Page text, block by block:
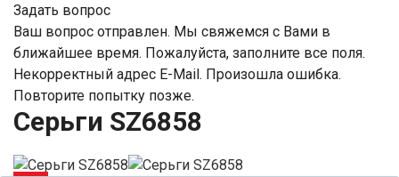
Задать вопрос
Ваш вопрос отправлен. Мы свяжемся с Вами в
ближайшее время. Пожалуйста, заполните все поля.
Некорректный адрес E-Mail. Произошла ошибка.
Повторите попытку позже.
Серьги SZ6858